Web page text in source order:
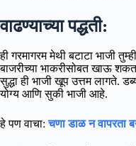
वाढण्याच्या पद्धती:
ही गरमागरम मेथी बटाटा भाजी
बाजरीच्या भाकरीसोबत खाऊ
सुद्धा ही भाजी खूप उत्तम लागते.
योग्य आणि सुकी भाजी आहे.
हे पण वाचा:चणा डाळ न वापरता